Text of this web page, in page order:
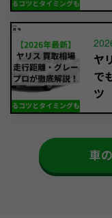
ヤ
で
ツ
車